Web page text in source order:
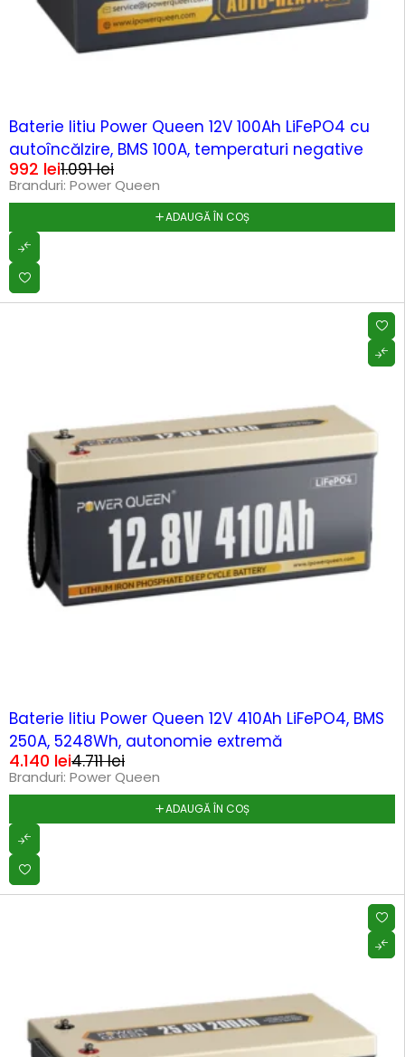
Baterie litiu Power Queen 12V 100Ah LiFePO4 cu
autoîncălzire, BMS 100A, temperaturi negative
1.091lei
992 lei
Branduri: Power Queen
ADAUGĂ ÎN COȘ
Baterie litiu Power Queen 12V 410Ah LiFePO4, BMS
250A, 5248Wh, autonomie extremă
4.711lei
4.140 lei
Branduri: Power Queen
ADAUGĂ ÎN COȘ